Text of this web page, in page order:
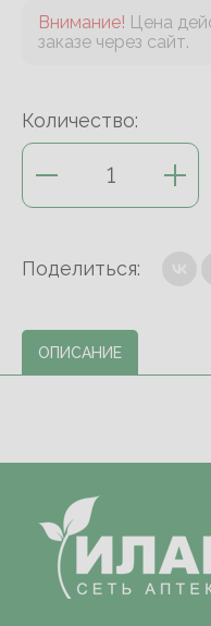
Внимание! Цена
заказе через сайт.
Количество:
Поделиться:
ОПИСАНИЕ